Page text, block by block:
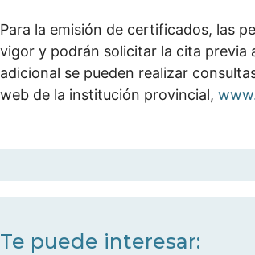
Para la emisión de certificados, las
vigor y podrán solicitar la cita previa
adicional se pueden realizar
web de la institución provincial,
Te puede interesar: